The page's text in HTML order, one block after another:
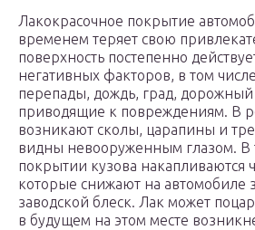
Лакокрасочное покрытие
временем теряет свою
поверхность постепенно
негативных факторов, в том
перепады, дождь, град, дорожный
приводящие к повреждениям. В
возникают сколы, царапины и
видны невооруженным глазом. В
покрытии кузова накапливаются
которые снижают на автомобиле
заводской блеск. Лак может
в будущем на этом месте